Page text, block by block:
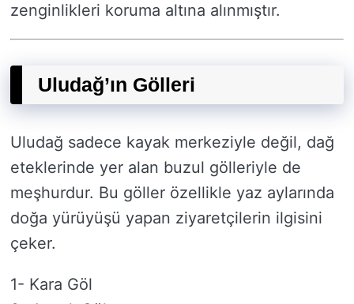
zenginlikleri koruma altına alınmıştır.
Uludağ’ın Gölleri
Uludağ sadece kayak merkeziyle değil, dağ
eteklerinde yer alan buzul gölleriyle de
meşhurdur. Bu göller özellikle yaz aylarında
doğa yürüyüşü yapan ziyaretçilerin ilgisini
çeker.
1- Kara Göl